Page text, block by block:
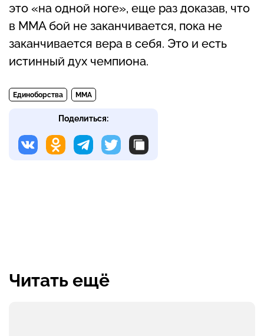
это «на одной ноге», еще раз доказав, что
в ММА бой не заканчивается, пока не
заканчивается вера в себя. Это и есть
истинный дух чемпиона.
Единоборства MMA
Поделиться:
Читать ещё